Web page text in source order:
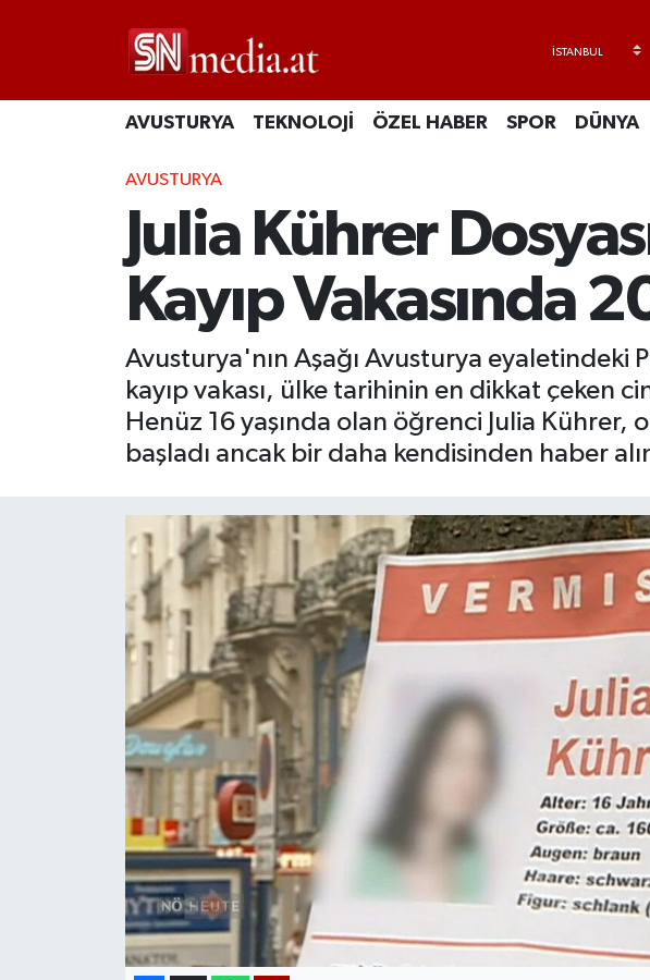
AVUSTURYA TEKNOLOJİ ÖZEL HABER SPOR DÜNYA
AVUSTURYA
Julia Kührer
Kayıp Vakasında 20
Avusturya'nın Aşağı Avusturya eyaletindeki
kayıp vakası, ülke tarihinin en dikkat çeken
Henüz 16 yaşında olan öğrenci Julia
başladı ancak bir daha kendisinden haber